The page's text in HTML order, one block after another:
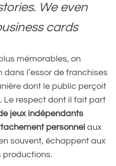
We even
cards
it felt like a
lz5rHCWOAv
mémorables, on
l’essor de franchises
dont le public perçoit
Le respect dont il fait part
jeux indépendants
personnel aux
souvent, échappent aux
productions.